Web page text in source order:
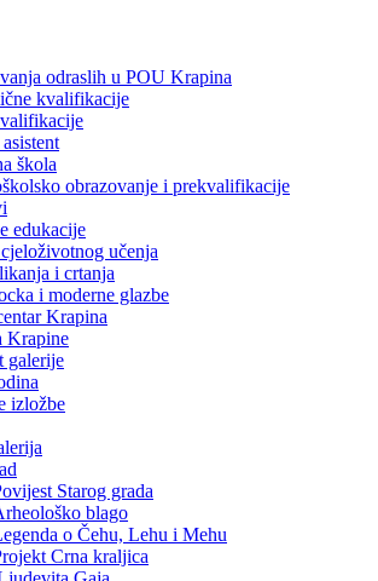
odraslih u POU Krapina
kvalifikacije
škola
obrazovanje i prekvalifikacije
edukacije
učenja
i crtanja
i moderne glazbe
Krapina
Krapine
galerije
izložbe
Starog grada
blago
o Čehu, Lehu i Mehu
Crna kraljica